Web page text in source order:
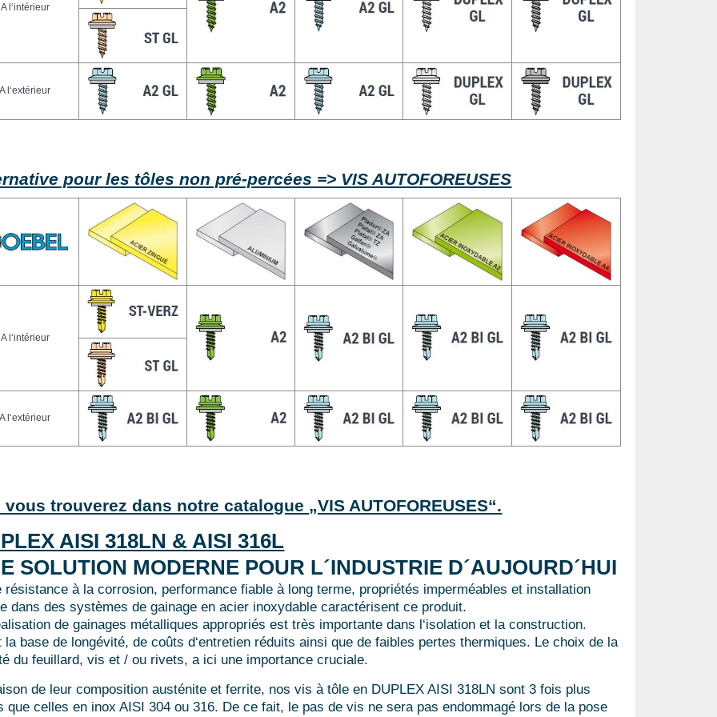
A l‘intérieur
A l‘extérieur
pour les tôles non pré-percées => VIS AUTOFOREUSES
A l‘intérieur
A l‘extérieur
vous trouverez dans notre catalogue „VIS AUTOFOREUSES“.
AISI 318LN & AISI 316L
SOLUTION MODERNE POUR L´INDUSTRIE D´AUJOURD´HUI
résistance à la corrosion, performance fiable à long terme, propriétés imperméables et installation
dans des systèmes de gainage en acier inoxydable caractérisent ce produit.
de gainages métalliques appropriés est très importante dans l‘isolation et la construction.
la base de longévité, de coûts d‘entretien réduits ainsi que de faibles pertes thermiques. Le choix de la
du feuillard, vis et / ou rivets, a ici une importance cruciale.
de leur composition austénite et ferrite, nos vis à tôle en DUPLEX AISI 318LN sont 3 fois plus
que celles en inox AISI 304 ou 316. De ce fait, le pas de vis ne sera pas endommagé lors de la pose